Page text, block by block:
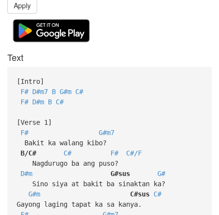
Apply
Text
[Intro]
F# D#m7 B G#m C#
F# D#m B C#
[Verse 1]
F#
G#m7
Bakit ka walang kibo?
B/C#
C# F#
C#/F
Nagdurugo ba ang puso?
D#m
G#sus
G#
Sino siya at bakit ba sinaktan ka?
G#m
C#sus C#
Gayong laging tapat ka sa kanya.